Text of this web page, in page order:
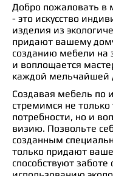
Добро пожаловать в
- это искусство
изделия из
придают вашему
созданию мебели на
и воплощается
каждой мельчайшей
Создавая мебель
стремимся не
потребности, но и
визию. Позвольте
созданным
только придают
способствуют